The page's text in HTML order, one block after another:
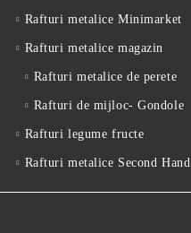
Rafturi metalice Minimarket
Rafturi metalice magazin
Rafturi metalice de perete
Rafturi de mijloc- Gondole
Rafturi legume fructe
Rafturi metalice Second Hand